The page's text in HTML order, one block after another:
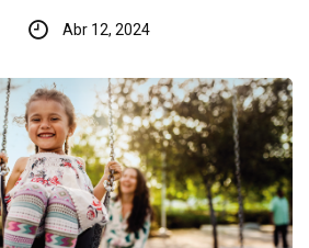
Abr 12, 2024